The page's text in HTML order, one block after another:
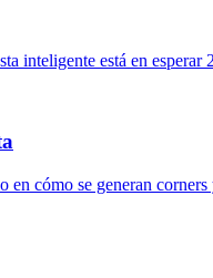
está en esperar
cómo se generan corners